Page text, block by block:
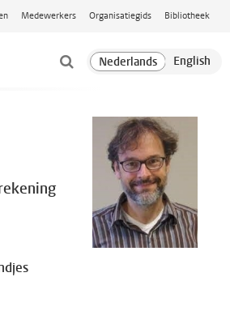
Medewerkers Organisatiegids Bibliotheek